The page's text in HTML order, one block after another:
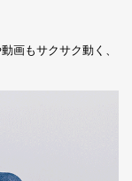
画もサクサク動く、